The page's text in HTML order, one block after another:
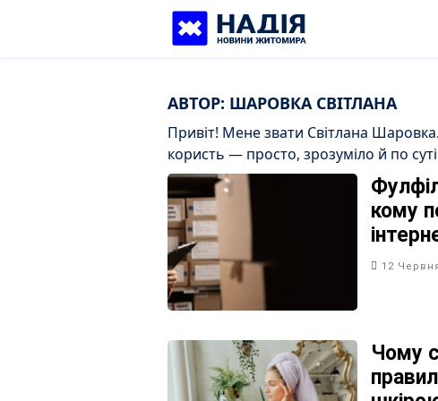
АВТОР: ШАРОВКА СВІТЛАНА
Привіт! Мене звати Світлана
користь — просто, зрозуміло й по
кому
12
Чому